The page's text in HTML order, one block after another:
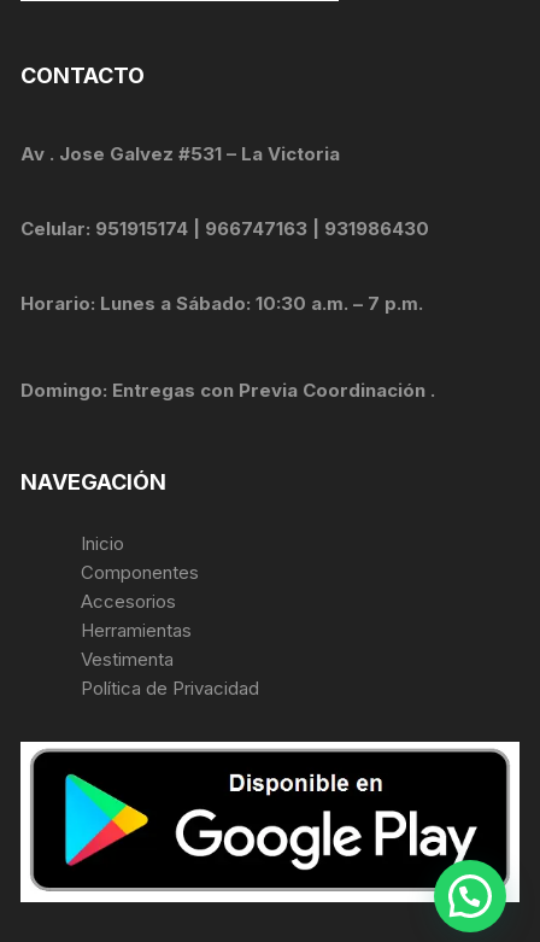
CONTACTO
Av . Jose Galvez #531 – La Victoria
Celular: 951915174 | 966747163 | 931986430
Horario: Lunes a Sábado: 10:30 a.m. – 7 p.m.
Domingo: Entregas con Previa Coordinación .
NAVEGACIÓN
Inicio
Componentes
Accesorios
Herramientas
Vestimenta
Política de Privacidad